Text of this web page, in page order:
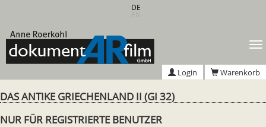
springen
DE
Login Warenkorb
DAS ANTIKE GRIECHENLAND II (GI 32)
NUR FÜR REGISTRIERTE BENUTZER